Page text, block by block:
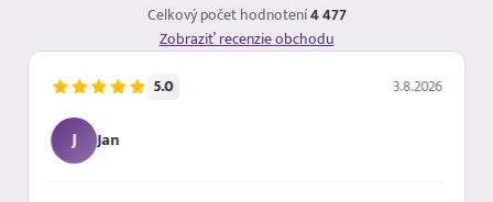
Celkový počet hodnotení4 477
Zobraziť recenzie obchodu
5.0 3.8.2026
J Jan